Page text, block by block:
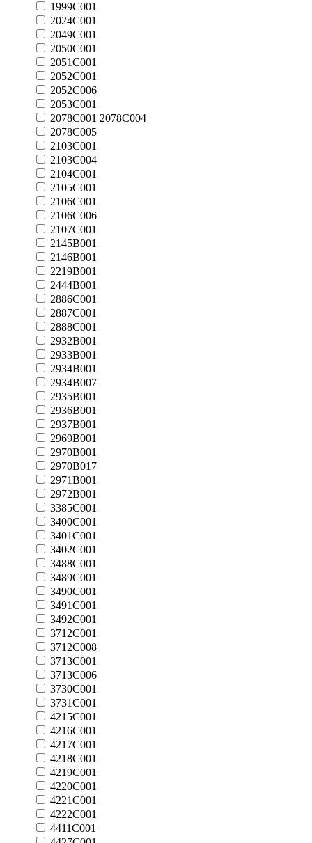
1999C001
2024C001
2049C001
2050C001
2051C001
2052C001
2052C006
2053C001
2078C001 2078C004
2078C005
2103C001
2103C004
2104C001
2105C001
2106C001
2106C006
2107C001
2145B001
2146B001
2219B001
2444B001
2886C001
2887C001
2888C001
2932B001
2933B001
2934B001
2934B007
2935B001
2936B001
2937B001
2969B001
2970B001
2970B017
2971B001
2972B001
3385C001
3400C001
3401C001
3402C001
3488C001
3489C001
3490C001
3491C001
3492C001
3712C001
3712C008
3713C001
3713C006
3730C001
3731C001
4215C001
4216C001
4217C001
4218C001
4219C001
4220C001
4221C001
4222C001
4411C001